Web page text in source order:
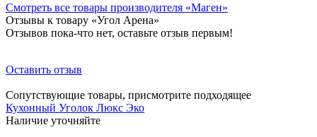
Смотреть все товары производителя «Маген»
Отзывы к товару «Угол Арена»
Отзывов пока-что нет, оставьте отзыв первым!
Оставить отзыв
Сопутствующие товары, присмотрите подходящее
Кухонный Уголок Люкс Эко
Наличие уточняйте